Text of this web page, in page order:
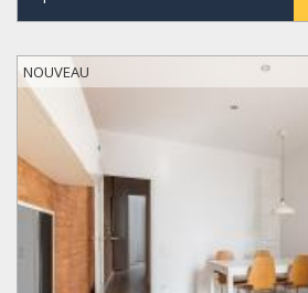
NOUVEAU